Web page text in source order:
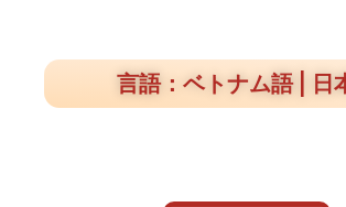
言語：ベトナム語 | 日